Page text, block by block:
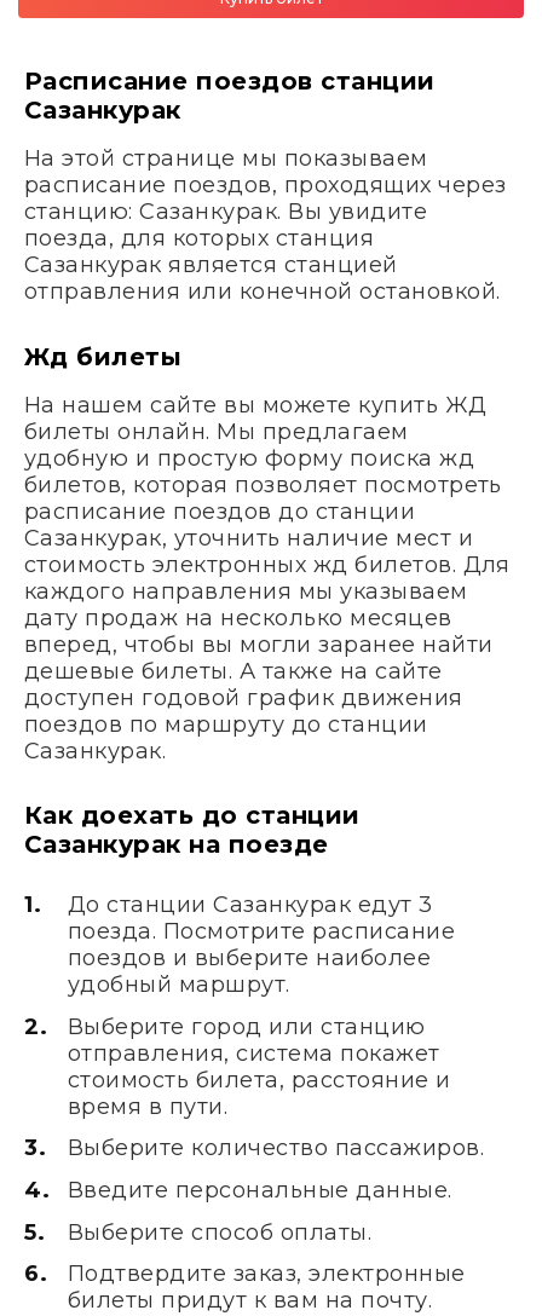
Расписание поездов станции
Сазанкурак
На этой странице мы показываем
расписание поездов, проходящих через
станцию: Сазанкурак. Вы увидите
поезда, для которых станция
Сазанкурак является станцией
отправления или конечной остановкой.
Жд билеты
На нашем сайте вы можете купить ЖД
билеты онлайн. Мы предлагаем
удобную и простую форму поиска жд
билетов, которая позволяет посмотреть
расписание поездов до станции
Сазанкурак, уточнить наличие мест и
стоимость электронных жд билетов. Для
каждого направления мы указываем
дату продаж на несколько месяцев
вперед, чтобы вы могли заранее найти
дешевые билеты. А также на сайте
доступен годовой график движения
поездов по маршруту до станции
Сазанкурак.
Как доехать до станции
Сазанкурак на поезде
До станции Сазанкурак едут 3
поезда. Посмотрите расписание
поездов и выберите наиболее
удобный маршрут.
Выберите город или станцию
отправления, система покажет
стоимость билета, расстояние и
время в пути.
Выберите количество пассажиров.
Введите персональные данные.
Выберите способ оплаты.
Подтвердите заказ, электронные
билеты придут к вам на почту.